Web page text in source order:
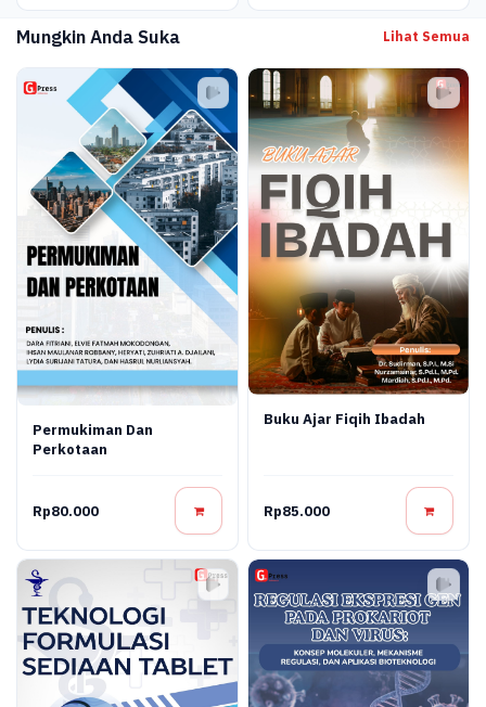
Mungkin Anda Suka Lihat Semua
Permukiman Dan
Perkotaan
Rp80.000
Buku Ajar Fiqih Ibadah
Rp85.000